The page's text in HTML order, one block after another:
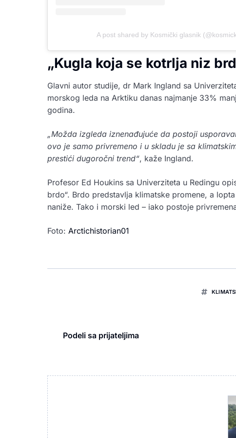
A post shared by Kosmički glasnik
„Kugla koja se kotrlja niz
Glavni autor studije, dr Mark Ingland sa
morskog leda na Arktiku danas najmanje 33%
godina.
„Možda izgleda iznenađujuće da postoji
ovo je samo privremeno i u skladu je sa
prestići dugoročni trend“, kaže Ingland.
Profesor Ed Houkins sa Univerziteta u Redingu
brdo“. Brdo predstavlja klimatske promene, a
naniže. Tako i morski led – iako postoje
Foto: Arctichistorian01
Podeli sa prijateljima